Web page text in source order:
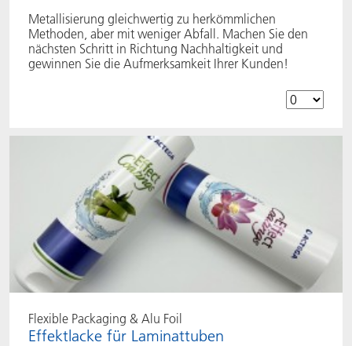
Metallisierung gleichwertig zu herkömmlichen
Methoden, aber mit weniger Abfall. Machen Sie den
nächsten Schritt in Richtung Nachhaltigkeit und
gewinnen Sie die Aufmerksamkeit Ihrer Kunden!
Flexible Packaging & Alu Foil
Effektlacke für Laminattuben
PROVALIN
WESSCO